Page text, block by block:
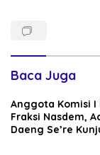
Baca Juga
Anggota Komisi I
Fraksi Nasdem,
Daeng Se’re